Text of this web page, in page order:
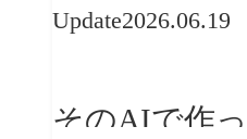
は大丈夫か?
Update2026.06.19
そのAIで作